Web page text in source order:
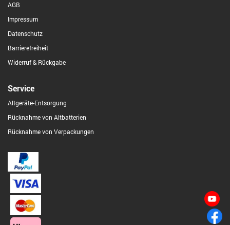
AGB
Impressum
Datenschutz
Barrierefreiheit
Widerruf & Rückgabe
Service
Altgeräte-Entsorgung
Rücknahme von Altbatterien
Rücknahme von Verpackungen